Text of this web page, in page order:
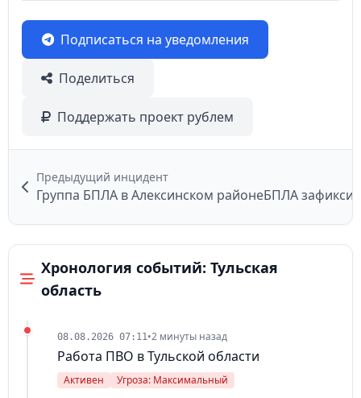
Подписаться на уведомления
Поделиться
Поддержать проект рублем
Предыдущий инцидент
Группа БПЛА в Алексинском районе
Хронология событий: Тульская
область
08.08.2026 07:11•2 минуты назад
Работа ПВО в Тульской области
Активен Угроза: Максимальный